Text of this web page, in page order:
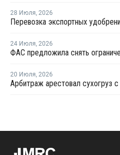
28 Июля, 2026
24 Июля, 2026
20 Июля, 2026